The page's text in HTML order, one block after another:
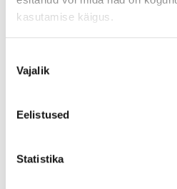
kasutamise käigus.
valik
Vajalik
Eelistused
Statistika
,90 €
0-1 tööpäeva (kui kaup on